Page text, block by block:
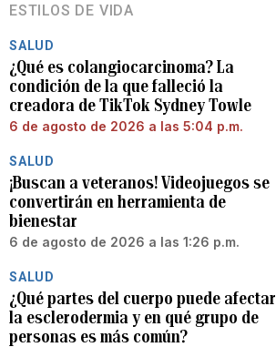
ESTILOS DE VIDA
SALUD
¿Qué es colangiocarcinoma? La
condición de la que falleció la
creadora de TikTok Sydney Towle
6 de agosto de 2026 a las 5:04 p.m.
SALUD
¡Buscan a veteranos! Videojuegos se
convertirán en herramienta de
bienestar
6 de agosto de 2026 a las 1:26 p.m.
SALUD
¿Qué partes del cuerpo puede afectar
la esclerodermia y en qué grupo de
personas es más común?